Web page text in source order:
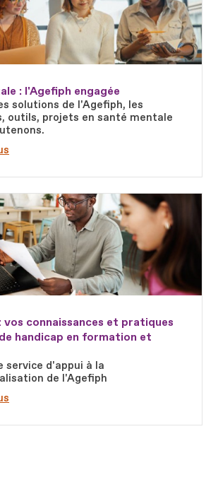
: l'Agefiph engagée
solutions de l'Agefiph, les
outils, projets en santé mentale
vos connaissances et pratiques
handicap en formation et
service d'appui à la
de l'Agefiph